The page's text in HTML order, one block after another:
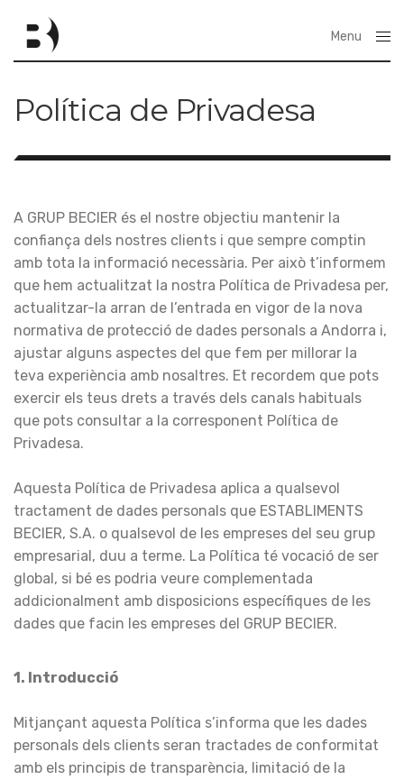
Menu
Política de Privadesa
A GRUP BECIER és el nostre objectiu mantenir la
confiança dels nostres clients i que sempre comptin
amb tota la informació necessària. Per això t’informem
que hem actualitzat la nostra Política de Privadesa per,
actualitzar-la arran de l’entrada en vigor de la nova
normativa de protecció de dades personals a Andorra i,
ajustar alguns aspectes del que fem per millorar la
teva experiència amb nosaltres. Et recordem que pots
exercir els teus drets a través dels canals habituals
que pots consultar a la corresponent Política de
Privadesa.
Aquesta Política de Privadesa aplica a qualsevol
tractament de dades personals que ESTABLIMENTS
BECIER, S.A. o qualsevol de les empreses del seu grup
empresarial, duu a terme. La Política té vocació de ser
global, si bé es podria veure complementada
addicionalment amb disposicions específiques de les
dades que facin les empreses del GRUP BECIER.
1. Introducció
Mitjançant aquesta Política s’informa que les dades
personals dels clients seran tractades de conformitat
amb els principis de transparència, limitació de la